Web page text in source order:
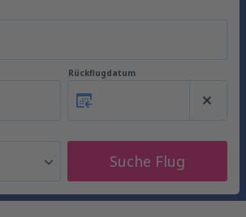
Rückflugdatum
Suche Flug